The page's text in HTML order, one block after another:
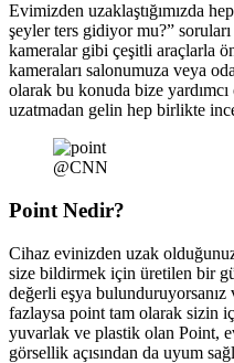
Evimizden uzaklaştığımızda
şeyler ters gidiyor mu?”
kameralar gibi çeşitli araçlarla
kameraları salonumuza veya
olarak bu konuda bize
uzatmadan gelin hep birlikte
@CNN
Point Nedir?
Cihaz evinizden uzak
size bildirmek için üretilen bir
değerli eşya bulunduruyorsanız
fazlaysa point tam olarak sizin
yuvarlak ve plastik olan Point,
görsellik açısından da uyum